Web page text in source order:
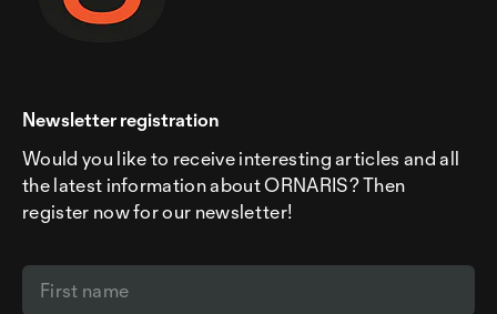
Newsletter registration
Would you like to receive interesting articles and all
the latest information about ORNARIS? Then
register now for our newsletter!